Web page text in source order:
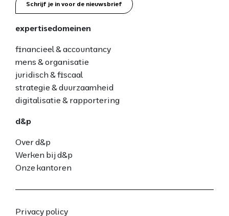
Schrijf je in voor de nieuwsbrief
expertisedomeinen
financieel & accountancy
mens & organisatie
juridisch & fiscaal
strategie & duurzaamheid
digitalisatie & rapportering
d&p
Over d&p
Werken bij d&p
Onze kantoren
Privacy policy